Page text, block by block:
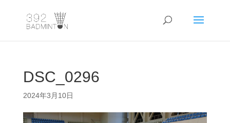
DSC_0296
2024年3月10日